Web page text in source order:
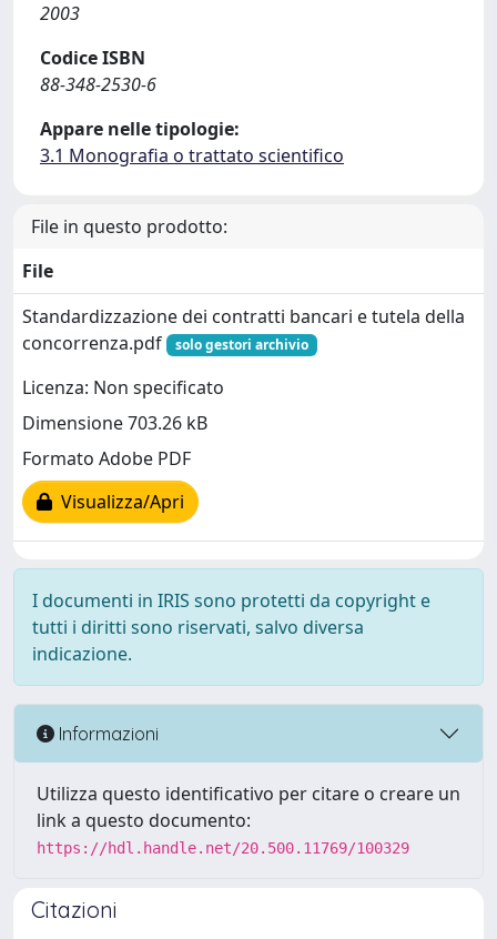
2003
Codice ISBN
88-348-2530-6
Appare nelle tipologie:
3.1 Monografia o trattato scientifico
File in questo prodotto:
File
Standardizzazione dei contratti bancari e tutela della
concorrenza.pdf
solo gestori archivio
Licenza: Non specificato
Dimensione 703.26 kB
Formato Adobe PDF
Visualizza/Apri
I documenti in IRIS sono protetti da copyright e
tutti i diritti sono riservati, salvo diversa
indicazione.
Informazioni
Utilizza questo identificativo per citare o creare un
link a questo documento:
https://hdl.handle.net/20.500.11769/100329
Citazioni